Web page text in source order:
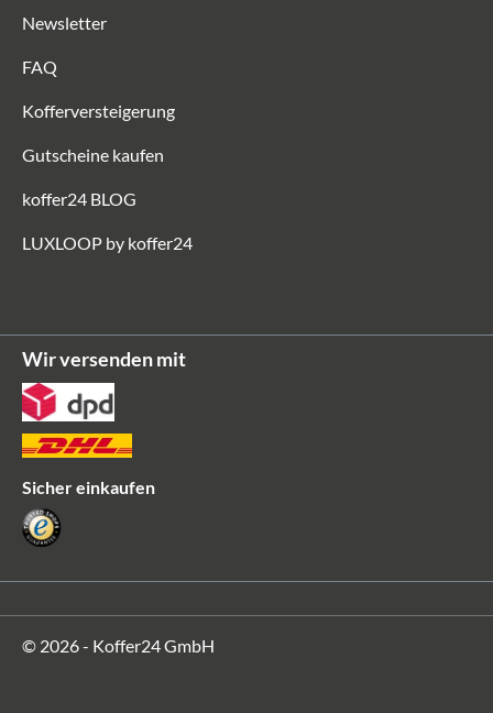
Newsletter
FAQ
Kofferversteigerung
Gutscheine kaufen
koffer24 BLOG
LUXLOOP by koffer24
Wir versenden mit
Sicher einkaufen
© 2026 - Koffer24 GmbH